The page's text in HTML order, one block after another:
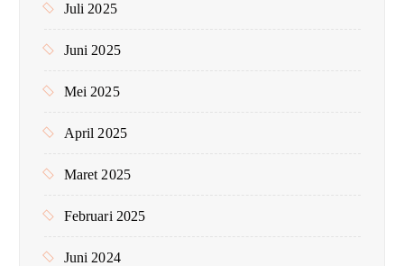
Juli 2025
Juni 2025
Mei 2025
April 2025
Maret 2025
Februari 2025
Juni 2024